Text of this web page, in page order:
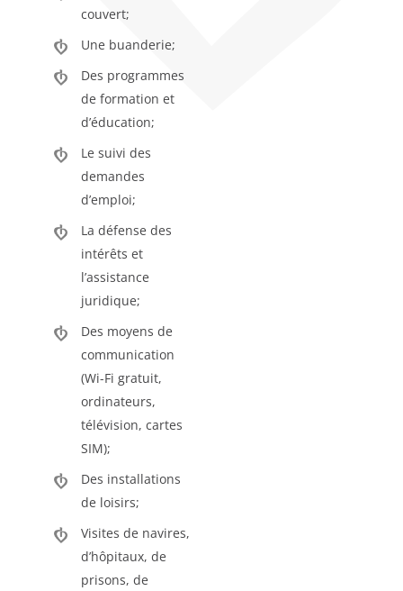
couvert;
Une buanderie;
Des programmes
de formation et
d’éducation;
Le suivi des
demandes
d’emploi;
La défense des
intérêts et
l’assistance
juridique;
Des moyens de
communication
(Wi-Fi gratuit,
ordinateurs,
télévision, cartes
SIM);
Des installations
de loisirs;
Visites de navires,
d’hôpitaux, de
prisons, de